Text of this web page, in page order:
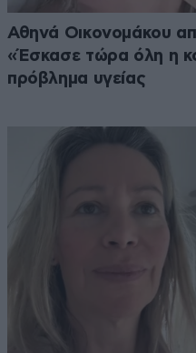
Αθηνά Οικονομάκου
«Έσκασε τώρα όλη η
πρόβλημα υγείας